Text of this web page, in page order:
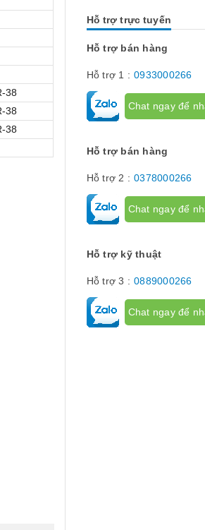
38
38
38
công nghiệp bao gồm
Chúng có tác dụng như
Hỗ trợ trực tuyến
Hỗ trợ bán hàng
Hỗ trợ 1 : 0933000266
Chat ngay để
Hỗ trợ bán hàng
Hỗ trợ 2 : 0378000266
Chat ngay để
Hỗ trợ kỹ thuật
Hỗ trợ 3 : 0889000266
Chat ngay để